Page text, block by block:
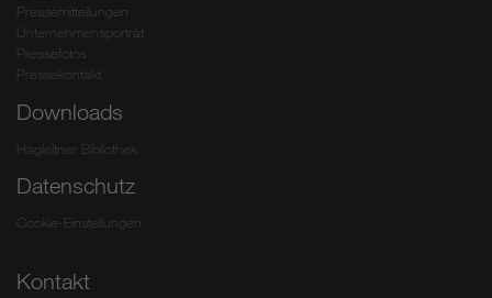
Pressemitteilungen
Unternehmensporträt
Pressefotos
Pressekontakt
Downloads
Hagleitner Bibliothek
Datenschutz
Cookie-Einstellungen
Kontakt